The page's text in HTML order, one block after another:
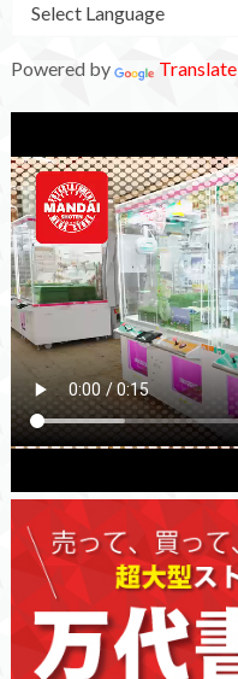
Powered by Translate